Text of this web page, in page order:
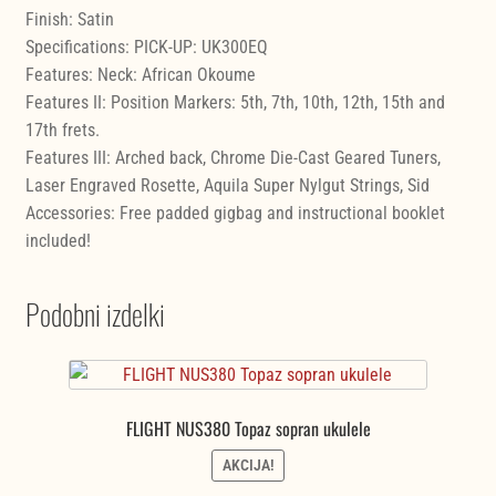
Finish: Satin
Specifications: PICK-UP: UK300EQ
Features: Neck: African Okoume
Features II: Position Markers: 5th, 7th, 10th, 12th, 15th and
17th frets.
Features III: Arched back, Chrome Die-Cast Geared Tuners,
Laser Engraved Rosette, Aquila Super Nylgut Strings, Sid
Accessories: Free padded gigbag and instructional booklet
included!
Podobni izdelki
FLIGHT NUS380 Topaz sopran ukulele
AKCIJA!